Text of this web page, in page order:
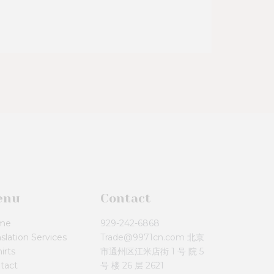
Services
Contact
929-242-6868
Trade@9971cn.com 北京
市通州区江米店街 1 号 院 5
号 楼 26 层 2621